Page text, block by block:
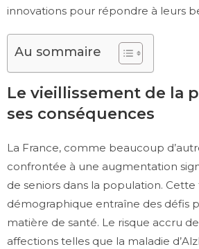
innovations pour répondre à leurs
Au sommaire
Le vieillissement de la
ses conséquences
La France, comme beaucoup
confrontée à une augmentation
de seniors dans la population.
démographique entraîne des défis
matière de santé. Le risque accru
affections telles que la maladie